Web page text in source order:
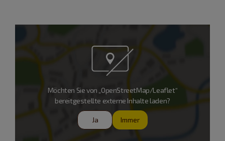
Möchten Sie von „OpenStreetMap/Leaflet“
bereitgestellte externe Inhalte laden?
Ja Immer